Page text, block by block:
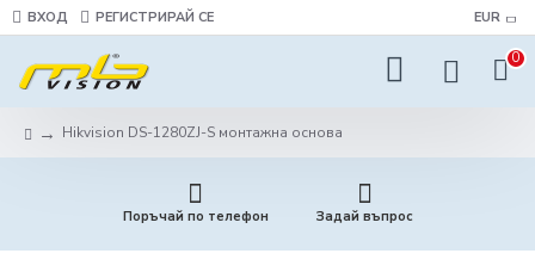
ВХОД РЕГИСТРИРАЙ СЕ EUR
0
Hikvision DS-1280ZJ-S монтажна основа
Поръчай по телефон Задай въпрос